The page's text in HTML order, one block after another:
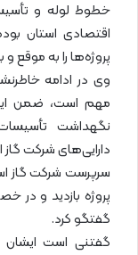
خطوط لوله و
اقتصادی استان
پروژه‌ها را به موقع و
وی در ادامه
مهم است، ضمن
نگهداشت
دارایی‌های شرکت
سرپرست شرکت گاز
پروژه بازدید و در
گفتگو کرد.
گفتنی است ایشان